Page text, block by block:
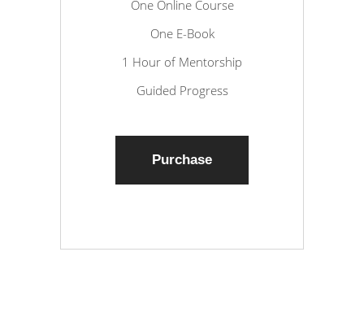
One Online Course
One E-Book
1 Hour of Mentorship
Guided Progress
Purchase